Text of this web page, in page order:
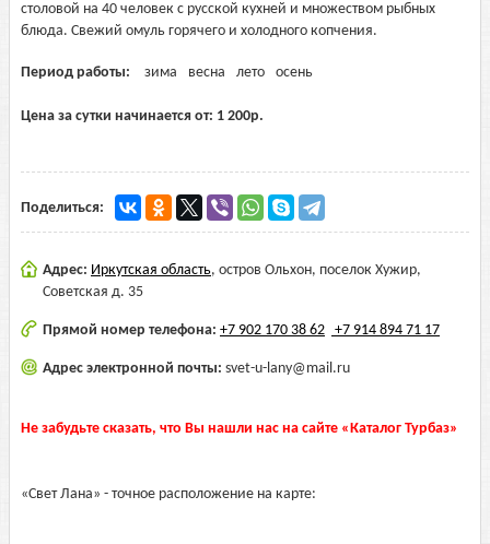
столовой на 40 человек с русской кухней и множеством рыбных
блюда. Свежий омуль горячего и холодного копчения.
Период работы: зима весна лето осень
Цена за сутки начинается от: 1 200р.
Поделиться:
Адрес: Иркутская область, остров Ольхон, поселок Хужир,
Советская д. 35
Прямой номер телефона: +7 902 170 38 62 +7 914 894 71 17
Адрес электронной почты: svet-u-lany@mail.ru
Не забудьте сказать, что Вы нашли нас на сайте «Каталог Турбаз»
«Свет Лана» - точное расположение на карте: